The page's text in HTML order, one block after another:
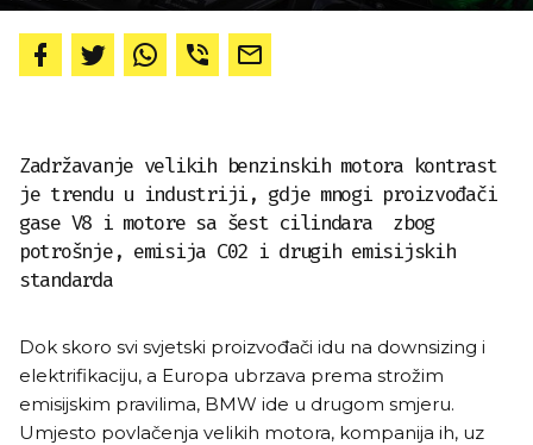
Zadržavanje velikih benzinskih motora kontrast
je trendu u industriji, gdje mnogi proizvođači
gase V8 i motore sa šest cilindara zbog
potrošnje, emisija C02 i drugih emisijskih
standarda
Dok skoro svi svjetski proizvođači idu na downsizing i
elektrifikaciju, a Europa ubrzava prema strožim
emisijskim pravilima, BMW ide u drugom smjeru.
Umjesto povlačenja velikih motora, kompanija ih, uz